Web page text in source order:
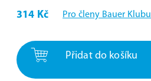
314 Kč Pro členy Bauer Klubu
Přidat do košíku